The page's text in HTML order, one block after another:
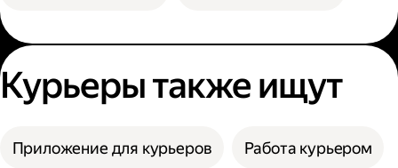
Курьеры также ищут
Приложение для курьеров Работа курьером